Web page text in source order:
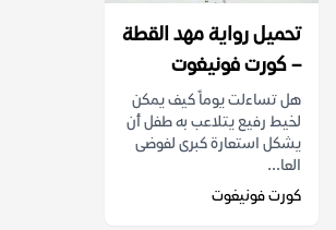
تحميل رواية مهد القطة
– كورت فونيغوت
هل تساءلت يوماً كيف يمكن
لخيط رفيع يتلاعب به طفل أن
يشكل استعارة كبرى لفوضى
العا...
كورت فونيغوت